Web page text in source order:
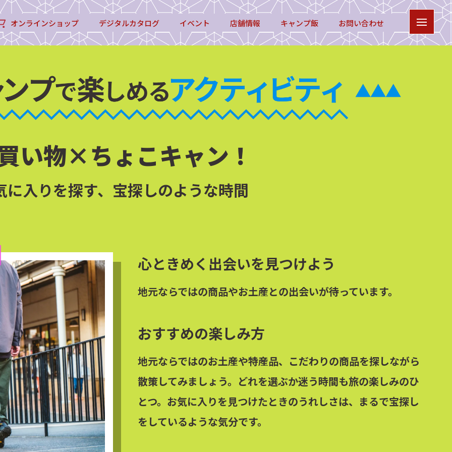
オンラインショップ デジタルカタログ イベント 店舗情報 キャンプ飯 お問い合わせ
い物×ちょこキャン！
に入りを探す、宝探しのような時間
心ときめく出会いを見つけよう
地元ならではの商品やお土産との出会いが待っています。
おすすめの楽しみ方
地元ならではのお土産や特産品、こだわりの商品を探しながら
散策してみましょう。どれを選ぶか迷う時間も旅の楽しみのひ
とつ。お気に入りを見つけたときのうれしさは、まるで宝探し
をしているような気分です。